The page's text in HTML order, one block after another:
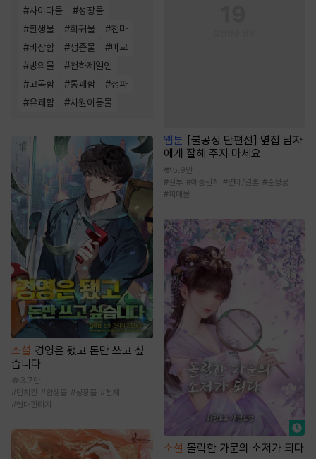
#사이다물 #성장물
#환생물 #회귀물 #천마
#비장함 #생존물 #마교
#빙의물 #천하제일인
#고독함 #통쾌함 #정파
#유쾌함 #차원이동물
소설 경영은 됐고 돈만 쓰고 싶
습니다
3.7만
#먼치킨 # 환생물 #성장물 #천재
#현대판타지
웹툰 [불공정 단편선] 옆집 남자
에게 잘해 주지 마세요
5.9만
#질투 #애증관계 #연애/결혼 #순정공
#피폐물
소설 몰락한 가문의 소저가 되다